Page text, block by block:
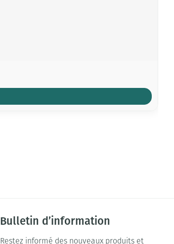
Bulletin d’information
Restez informé des nouveaux produits et